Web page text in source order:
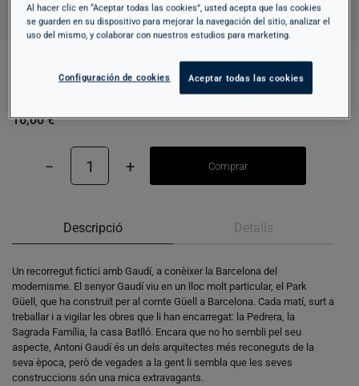
UN PASSEIG AMB EL SENYOR GAUDÍ
16,00 €
− 1 + Comprar
Descripció Detalls
Un recorregut fictici amb Gaudí, a conèixer la Barcelona del
modernisme. El senyor Gaudí viu en un lloc molt particular, el Park
Güell, que ha construït per al comte Güell a Barcelona. Cada matí, surt a
treballar i a vigilar les obres que li han encarregat: la Pedrera, la
Sagrada Família, la casa Batlló. Encara que no ho sembli pel seu
aspecte, Antoni Gaudí és un dels arquitectes més reconeguts de la
seva època, però de vegades a la gent li sembla que les seves
construccions són una mica extravagants.
Al hacer clic en “Aceptar todas las cookies”, usted acepta que las cookies
se guarden en su dispositivo para mejorar la navegación del sitio, analizar el
uso del mismo, y colaborar con nuestros estudios para marketing.
Configuración de cookies Aceptar todas las cookies